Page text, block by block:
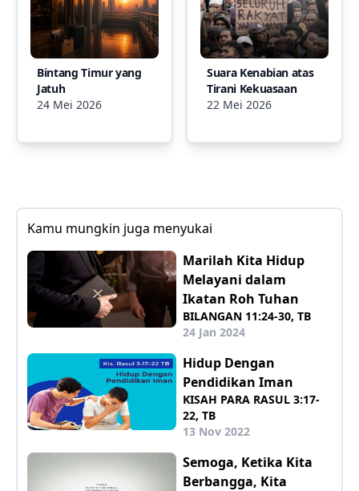
Bintang Timur yang
Jatuh
24 Mei 2026
Suara Kenabian atas
Tirani Kekuasaan
22 Mei 2026
Kamu mungkin juga menyukai
Marilah Kita Hidup
Melayani dalam
Ikatan Roh Tuhan
BILANGAN 11:24-30, TB
24 Jan 2024
Hidup Dengan
Pendidikan Iman
KISAH PARA RASUL 3:17-
22, TB
13 Nov 2022
Semoga, Ketika Kita
Berbangga, Kita